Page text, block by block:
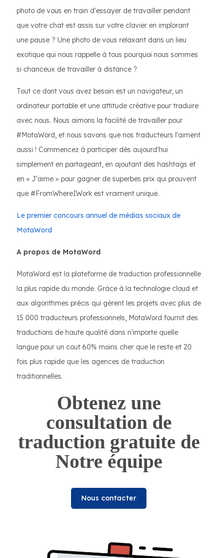
photo de vous en train d'essayer de travailler pendant
que votre chat est assis sur votre clavier en implorant
une pause ? Une photo de vous relaxant dans un lieu
exotique qui nous rappelle à tous pourquoi nous sommes
si chanceux de travailler à distance ?
Tout ce dont vous avez besoin est un navigateur, un
ordinateur portable et une attitude créative pour traduire
avec nous. Nous aimons la facilité de travailler pour
#MotaWord, et nous savons que nos traducteurs l'aiment
aussi ! Commencez à participer dès aujourd'hui
simplement en partageant, en ajoutant des hashtags et
en « J'aime » pour gagner de superbes prix qui prouvent
que #FromWhereIWork est vraiment unique.
Le premier concours annuel de médias sociaux de
MotaWord
A propos de MotaWord
MotaWord est la plateforme de traduction professionnelle
la plus rapide du monde. Grâce à la technologie cloud et
aux algorithmes précis qui gèrent les projets avec plus de
15 000 traducteurs professionnels, MotaWord fournit des
traductions de haute qualité dans n'importe quelle
langue pour un cout 60% moins cher que le reste et 20
fois plus rapide que les agences de traduction
traditionnelles.
Obtenez une
consultation de
traduction gratuite de
Notre équipe
Nous contacter